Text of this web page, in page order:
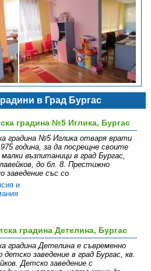
в Град Бургас
градина №5 Иглика, Бургас
градина №5 Иглика отваря врати
година, за да посрещне своите
възпитаници в град Бургас,
до бл. 8. Престижно
заведение със со
и
градина Детелина, Бургас
градина Детелина е съвременно
детско заведение в град Бургас, кв.
Детско заведение с